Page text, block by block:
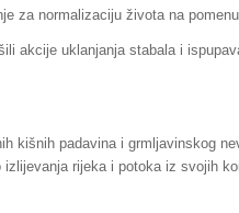
za normalizaciju života na
akcije uklanjanja stabala i
kišnih padavina i grmljavinskog
rijeka i potoka iz svojih